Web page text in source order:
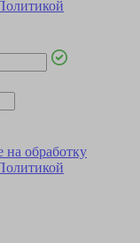
на обработку